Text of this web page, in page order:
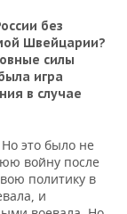
без
Швейцарии?
силы
игра
в случае
это было не
войну после
политику в
и